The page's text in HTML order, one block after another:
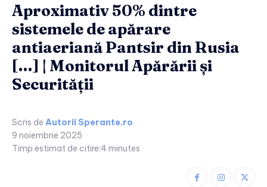
Aproximativ 50% dintre
sistemele de apărare
antiaeriană Pantsir din Rusia
[…] | Monitorul Apărării și
Securității
Scris de Autorii Sperante.ro
9 noiembrie 2025
Timp estimat de citire:4 minutes